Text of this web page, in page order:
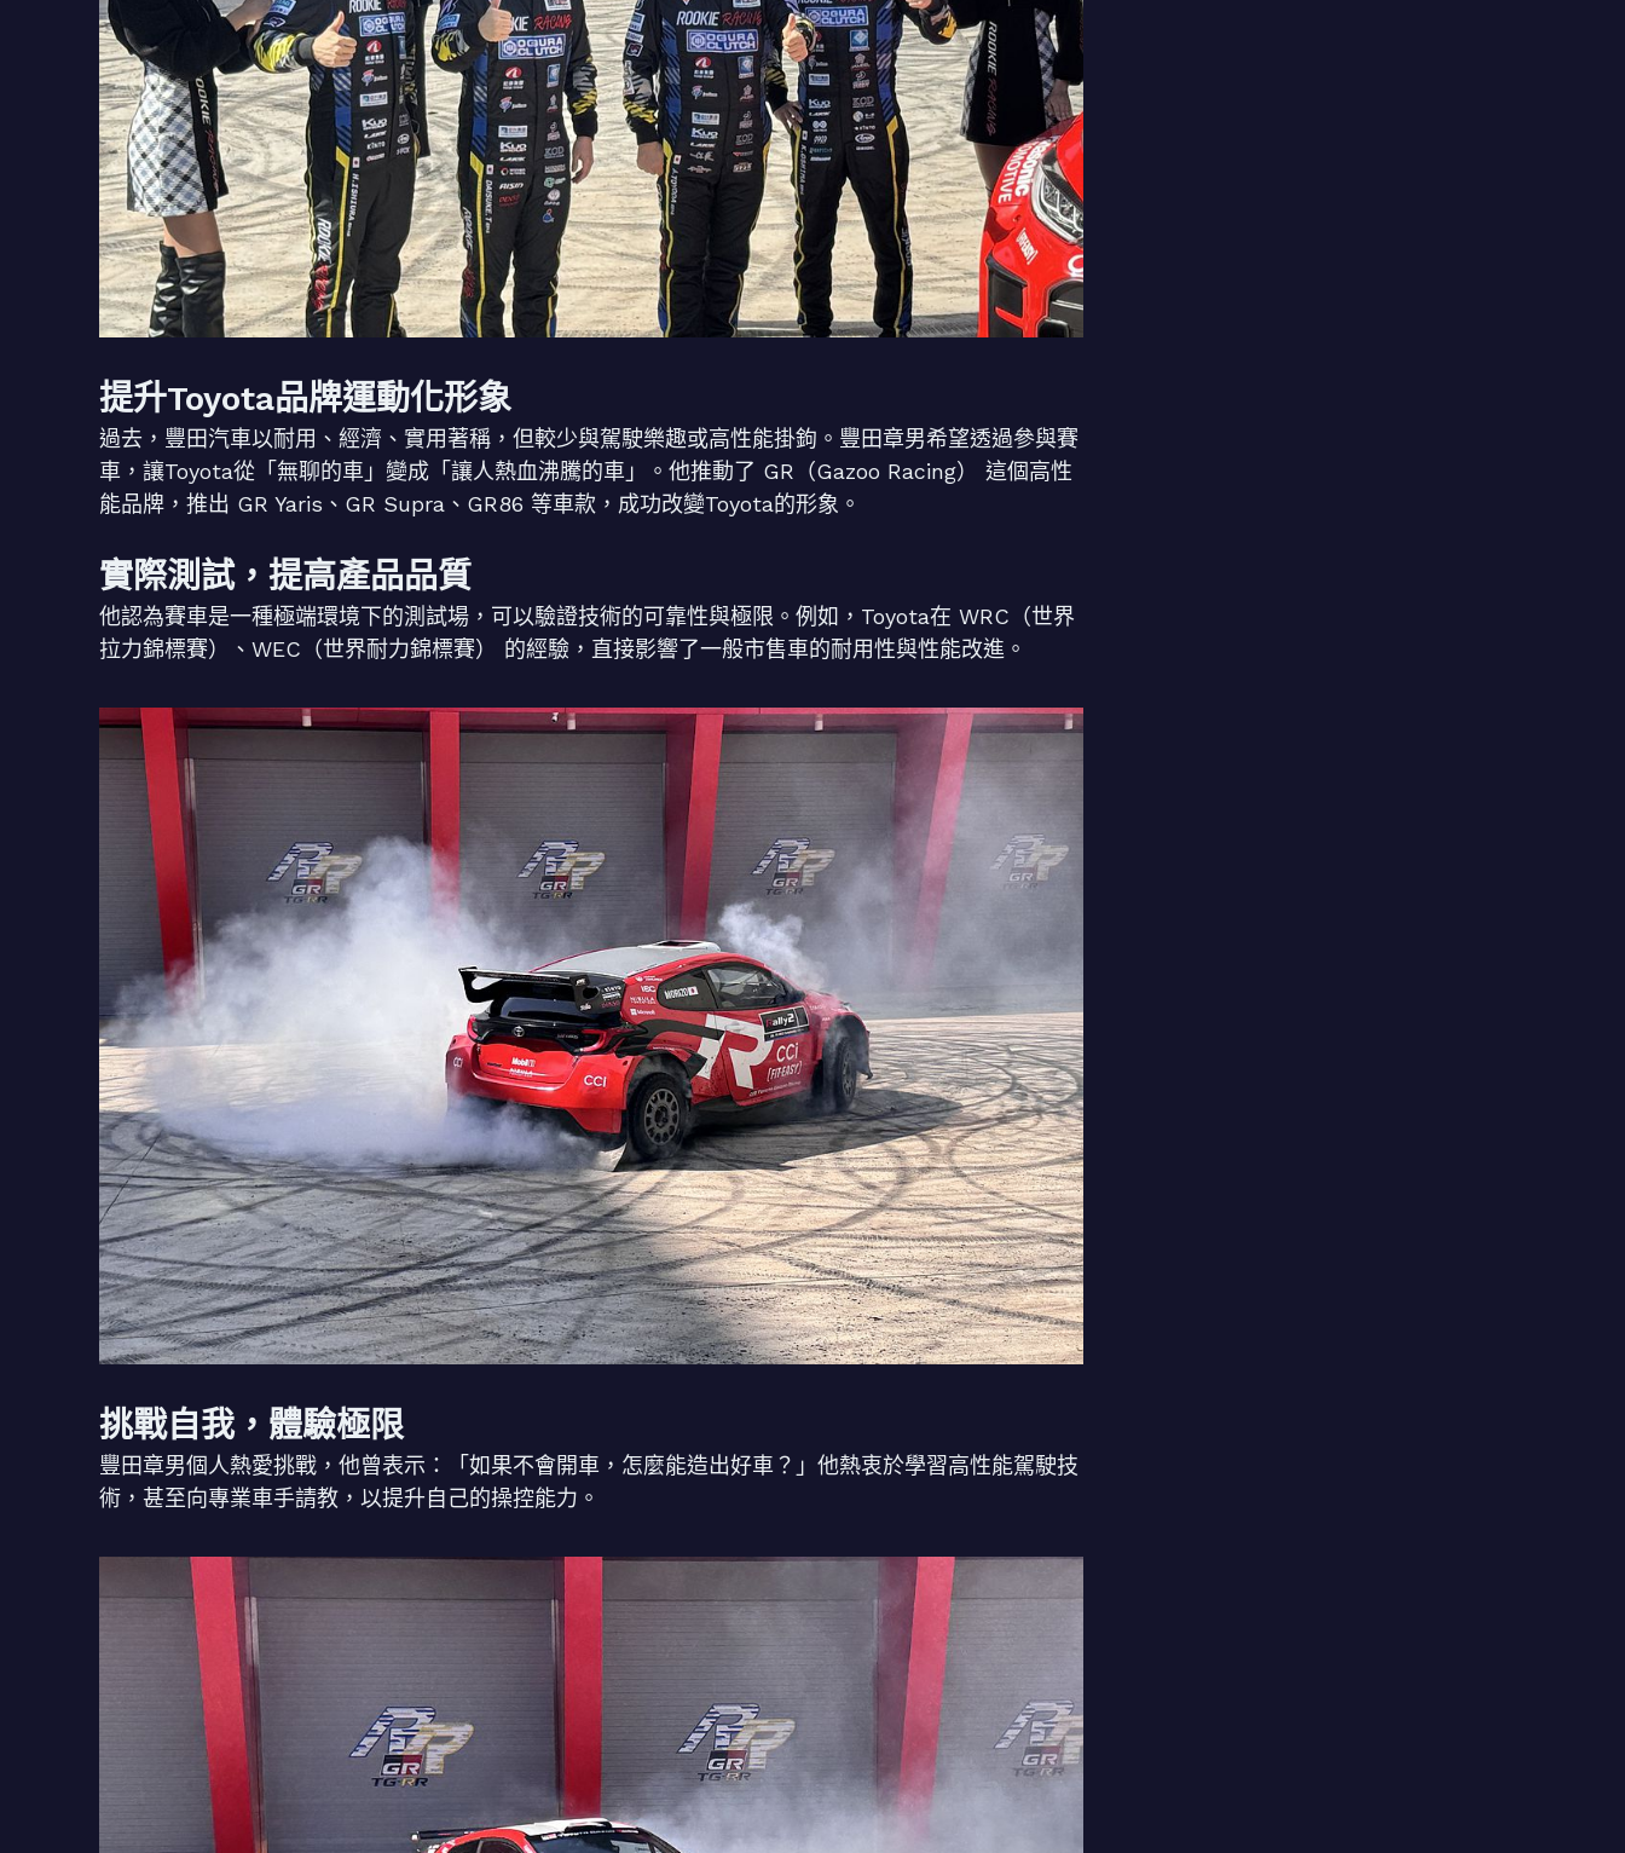
提升Toyota品牌運動化形象
過去，豐田汽車以耐用、經濟、實用著稱，但較少與駕駛樂趣或高性能掛鉤。豐田章男希望透過參與賽
車，讓Toyota從「無聊的車」變成「讓人熱血沸騰的車」。他推動了 GR（Gazoo Racing） 這個高性
能品牌，推出 GR Yaris、GR Supra、GR86 等車款，成功改變Toyota的形象。
實際測試，提高產品品質
他認為賽車是一種極端環境下的測試場，可以驗證技術的可靠性與極限。例如，Toyota在 WRC（世界
拉力錦標賽）、WEC（世界耐力錦標賽） 的經驗，直接影響了一般市售車的耐用性與性能改進。
挑戰自我，體驗極限
豐田章男個人熱愛挑戰，他曾表示：「如果不會開車，怎麼能造出好車？」他熱衷於學習高性能駕駛技
術，甚至向專業車手請教，以提升自己的操控能力。